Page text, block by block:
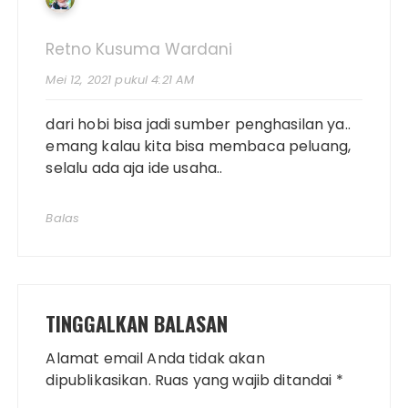
Retno Kusuma Wardani
Mei 12, 2021 pukul 4:21 AM
dari hobi bisa jadi sumber penghasilan ya..
emang kalau kita bisa membaca peluang,
selalu ada aja ide usaha..
Balas
TINGGALKAN BALASAN
Alamat email Anda tidak akan
dipublikasikan. Ruas yang wajib ditandai *